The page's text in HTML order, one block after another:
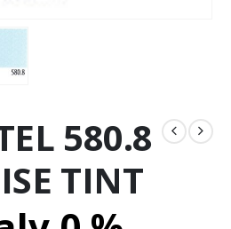
580.8
TINT